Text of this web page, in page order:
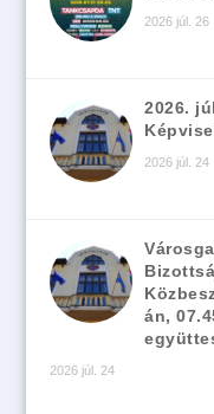
2026 júl. 26
2026.
2026 júl. 24
án,
2026 júl. 24